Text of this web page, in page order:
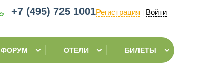
+7 (495) 725 1001Регистрация Войти
ФОРУМ ОТЕЛИ БИЛЕТЫ